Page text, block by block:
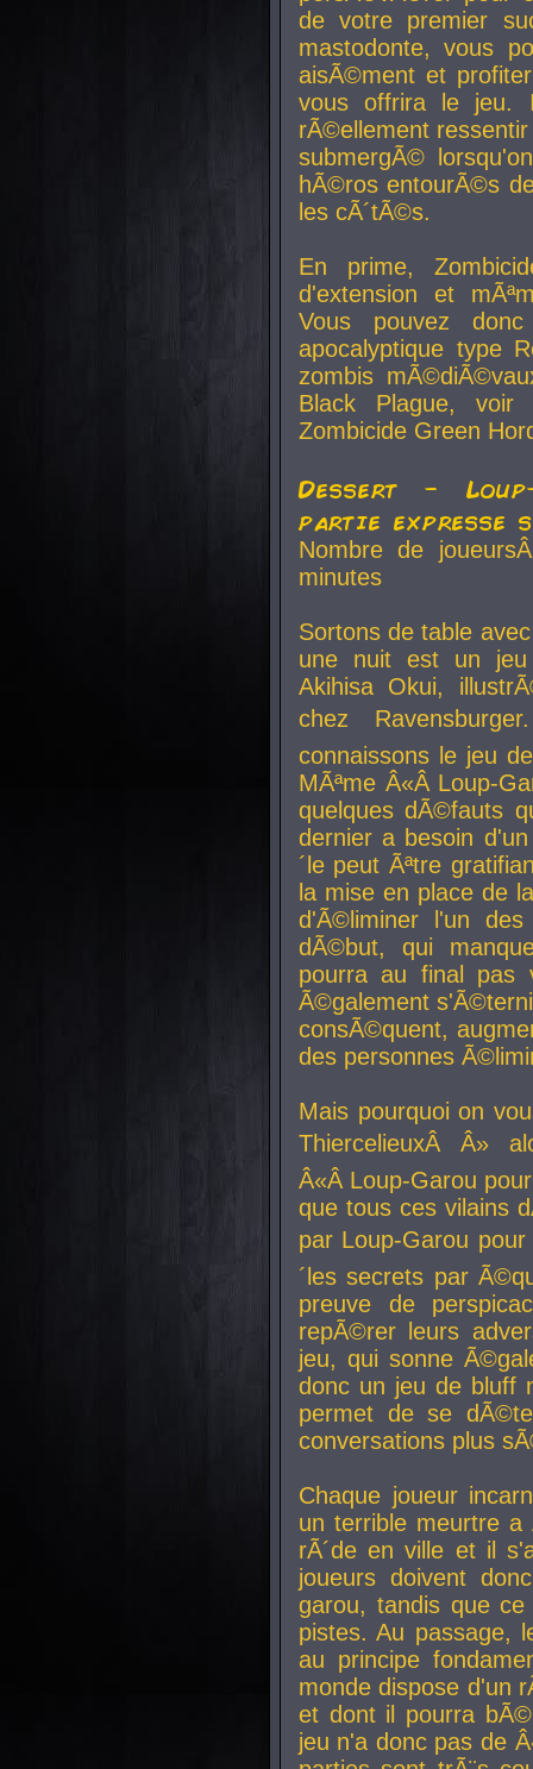
de votre premier
mastodonte, vous
aisÃ©ment et
vous offrira le jeu.
rÃ©ellement
submergÃ©
hÃ©ros entourÃ©s
les cÃ´tÃ©s.
En prime,
d'extension et
Vous pouvez
apocalyptique type
zombis
Black Plague,
Zombicide Green
Dessert -
partie expresse
Nombre de
minutes
Sortons de table
une nuit est un
Akihisa Okui,
chez
connaissons le jeu
MÃªme Â«Â Loup-
quelques dÃ©fauts
dernier a besoin
´le peut Ãªtre
la mise en place de
d'Ã©liminer l'un
dÃ©but, qui
pourra au final pas
Ã©galement
consÃ©quent,
des personnes
Mais pourquoi on
ThiercelieuxÂ Â»
Â«Â Loup-Garou
que tous ces vilains
par Loup-Garou
´les secrets par
preuve de
repÃ©rer leurs
jeu, qui sonne
donc un jeu de bluff
permet de se
conversations plus
Chaque joueur
un terrible meurtre
rÃ´de en ville et il
joueurs doivent
garou, tandis que
pistes. Au passage,
au principe
monde dispose d'un
et dont il pourra
jeu n'a donc pas de